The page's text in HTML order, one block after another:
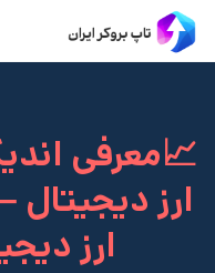
📈معرفی
ارز‌ دیجیتال
ارز‌